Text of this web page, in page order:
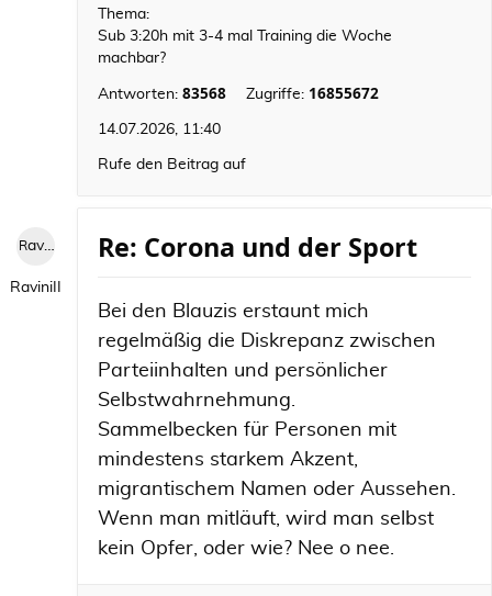
Thema:
Sub 3:20h mit 3-4 mal Training die Woche
machbar?
Antworten: 83568 Zugriffe: 16855672
14.07.2026, 11:40
Rufe den Beitrag auf
RaviniII
RaviniII
Re: Corona und der Sport
Bei den Blauzis erstaunt mich
regelmäßig die Diskrepanz zwischen
Parteiinhalten und persönlicher
Selbstwahrnehmung.
Sammelbecken für Personen mit
mindestens starkem Akzent,
migrantischem Namen oder Aussehen.
Wenn man mitläuft, wird man selbst
kein Opfer, oder wie? Nee o nee.